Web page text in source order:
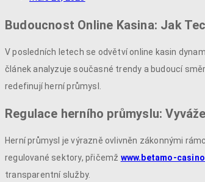
Budoucnost Online Kasina: Jak
V posledních letech se odvětví online kasin
článek analyzuje současné trendy a budoucí
redefinují herní průmysl.
Regulace herního průmyslu:
Herní průmysl je výrazně ovlivněn zákonnými
regulované sektory, přičemž www.betamo-
transparentní služby.